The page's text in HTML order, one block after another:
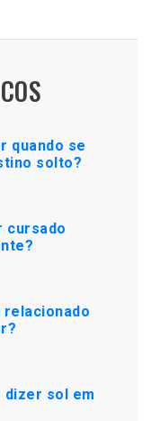
quando se
solto?
cursado
relacionado
dizer sol em